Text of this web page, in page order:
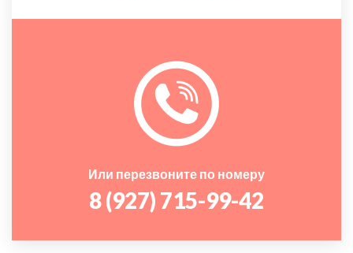
Или перезвоните по номеру
8 (927) 715-99-42